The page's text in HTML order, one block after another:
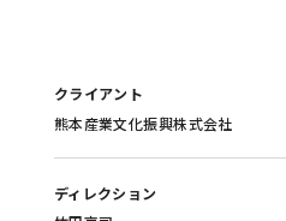
クライアント
熊本産業文化振興株式会社
ディレクション